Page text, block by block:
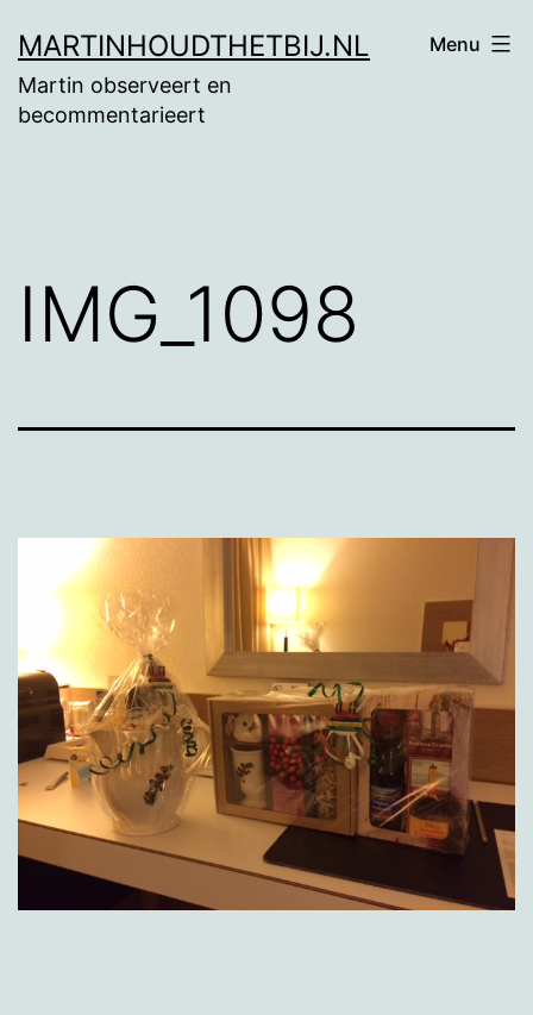
naar
de
MARTINHOUDTHETBIJ.NL
Martin observeert en
becommentarieert
Menu
IMG_1098